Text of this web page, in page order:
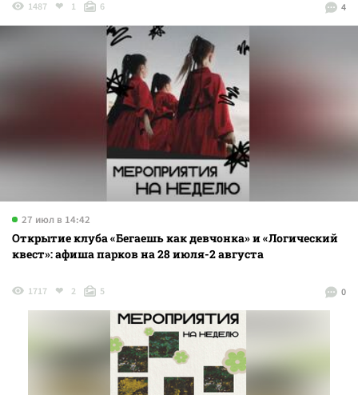
4
1487 1 6
27 июл в 14:42
Открытие клуба «Бегаешь как девчонка» и «Логический
квест»: афиша парков на 28 июля-2 августа
0
1717 2 5